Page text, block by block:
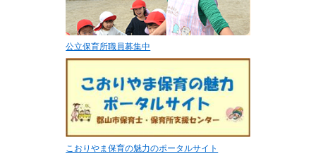
公立保育所職員募集中
こおりやま保育の魅力のポータルサイト